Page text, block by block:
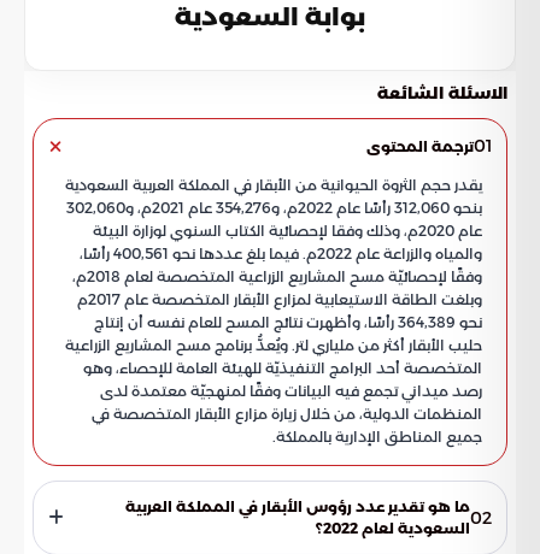
بوابة السعودية
الاسئلة الشائعة
01ترجمة المحتوى
يقدر حجم الثروة الحيوانية من الأبقار في المملكة العربية السعودية
بنحو 312,060 رأسًا عام 2022م، و354,276 عام 2021م، و302,060
عام 2020م، وذلك وفقا لإحصائية الكتاب السنوي لوزارة البيئة
والمياه والزراعة عام 2022م. فيما بلغ عددها نحو 400,561 رأسًا،
وفقًا لإحصائيّة مسح المشاريع الزراعية المتخصصة لعام 2018م،
وبلغت الطاقة الاستيعابية لمزارع الأبقار المتخصصة عام 2017م
نحو 364,389 رأسًا، وأظهرت نتائج المسح للعام نفسه أن إنتاج
حليب الأبقار أكثر من ملياري لتر. ويُعدُّ برنامج مسح المشاريع الزراعية
المتخصصة أحد البرامج التنفيذيّة للهيئة العامة للإحصاء، وهو
رصد ميداني تجمع فيه البيانات وفقًا لمنهجيّة معتمدة لدى
المنظمات الدولية، من خلال زيارة مزارع الأبقار المتخصصة في
جميع المناطق الإدارية بالمملكة.
02ما هو تقدير عدد رؤوس الأبقار في المملكة العربية
السعودية لعام 2022؟